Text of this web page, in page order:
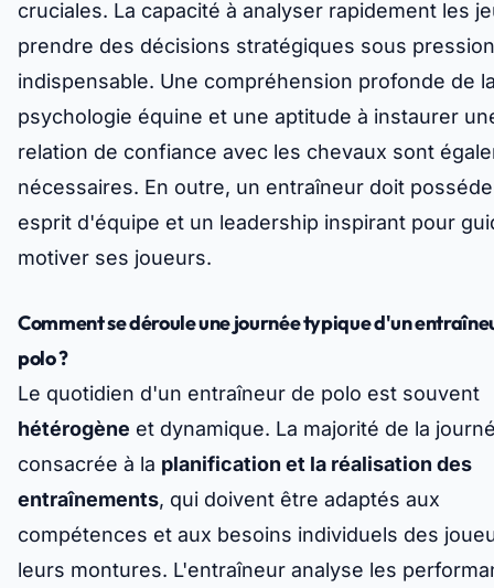
cruciales. La capacité à analyser rapidement les
prendre des décisions stratégiques sous
indispensable. Une compréhension profonde de
psychologie équine et une aptitude à instaurer
relation de confiance avec les chevaux sont
nécessaires. En outre, un entraîneur doit
esprit d'équipe et un leadership inspirant pour
motiver ses joueurs.
Comment se déroule une journée typique d'un
polo ?
Le quotidien d'un entraîneur de polo est souvent
hétérogène et dynamique. La majorité de la
consacrée à la planification et la réalisation des
entraînements, qui doivent être adaptés aux
compétences et aux besoins individuels des
leurs montures. L'entraîneur analyse les